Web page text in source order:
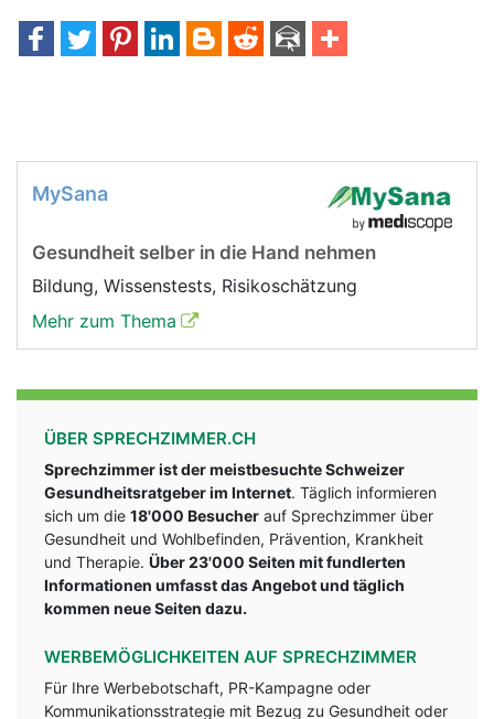
MySana
Gesundheit selber in die Hand nehmen
Bildung, Wissenstests, Risikoschätzung
Mehr zum Thema
ÜBER SPRECHZIMMER.CH
Sprechzimmer ist der meistbesuchte Schweizer
Gesundheitsratgeber im Internet. Täglich informieren
sich um die 18'000 Besucher auf Sprechzimmer über
Gesundheit und Wohlbefinden, Prävention, Krankheit
und Therapie. Über 23'000 Seiten mit fundlerten
Informationen umfasst das Angebot und täglich
kommen neue Seiten dazu.
WERBEMÖGLICHKEITEN AUF SPRECHZIMMER
Für Ihre Werbebotschaft, PR-Kampagne oder
Kommunikationsstrategie mit Bezug zu Gesundheit oder